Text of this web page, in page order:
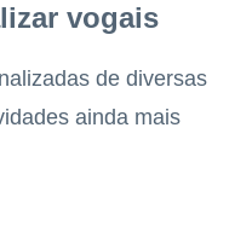
vogais
de diversas
ainda mais